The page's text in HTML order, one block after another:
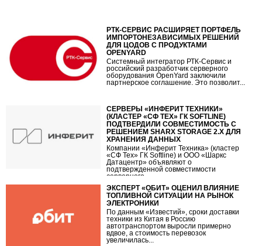
РТК-СЕРВИС РАСШИРЯЕТ ПОРТФЕЛЬ
ИМПОРТОНЕЗАВИСИМЫХ РЕШЕНИЙ
ДЛЯ ЦОДОВ С ПРОДУКТАМИ
OPENYARD
Системный интегратор РТК-Сервис и
российский разработчик серверного
оборудования OpenYard заключили
партнерское соглашение. Это позволит...
СЕРВЕРЫ «ИНФЕРИТ ТЕХНИКИ»
(КЛАСТЕР «СФ ТЕХ» ГК SOFTLINE)
ПОДТВЕРДИЛИ СОВМЕСТИМОСТЬ С
РЕШЕНИЕМ SHARX STORAGE 2.X ДЛЯ
ХРАНЕНИЯ ДАННЫХ
Компании «Инферит Техника» (кластер
«СФ Тех» ГК Softline) и ООО «Шаркс
Датацентр» объявляют о
подтвержденной совместимости
серверного...
ЭКСПЕРТ «ОБИТ» ОЦЕНИЛ ВЛИЯНИЕ
ТОПЛИВНОЙ СИТУАЦИИ НА РЫНОК
ЭЛЕКТРОНИКИ
По данным «Известий», сроки доставки
техники из Китая в Россию
автотранспортом выросли примерно
вдвое, а стоимость перевозок
увеличилась...